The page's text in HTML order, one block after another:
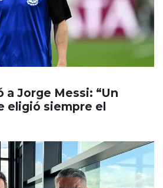
a Jorge Messi: “Un
eligió siempre el